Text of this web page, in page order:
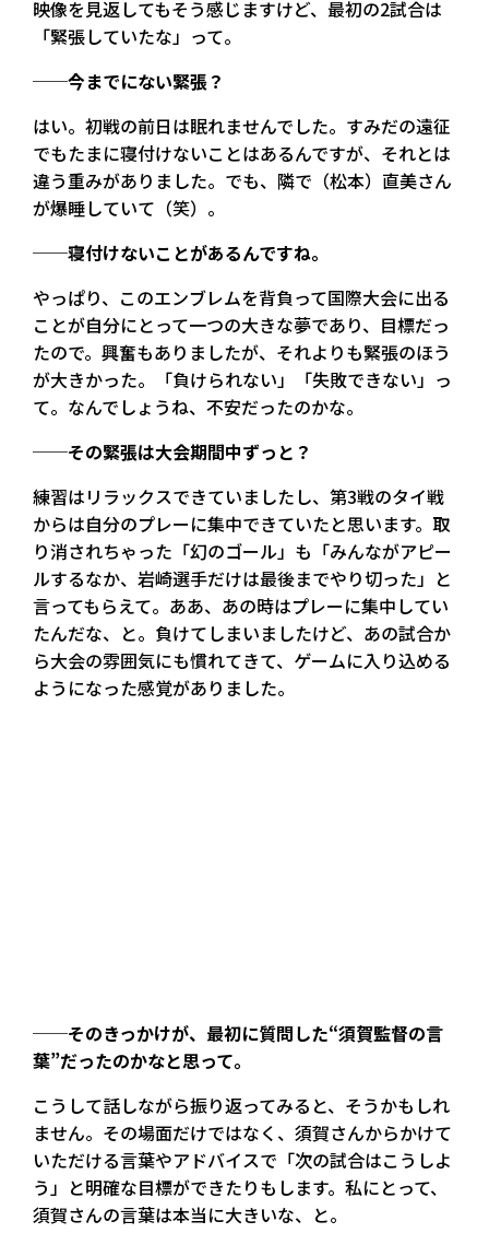
映像を見返してもそう感じますけど、最初の2試合は
「緊張していたな」って。
──今までにない緊張？
はい。初戦の前日は眠れませんでした。すみだの遠征
でもたまに寝付けないことはあるんですが、それとは
違う重みがありました。でも、隣で（松本）直美さん
が爆睡していて（笑）。
──寝付けないことがあるんですね。
やっぱり、このエンブレムを背負って国際大会に出る
ことが自分にとって一つの大きな夢であり、目標だっ
たので。興奮もありましたが、それよりも緊張のほう
が大きかった。「負けられない」「失敗できない」っ
て。なんでしょうね、不安だったのかな。
──その緊張は大会期間中ずっと？
練習はリラックスできていましたし、第3戦のタイ戦
からは自分のプレーに集中できていたと思います。取
り消されちゃった「幻のゴール」も「みんながアピー
ルするなか、岩崎選手だけは最後までやり切った」と
言ってもらえて。ああ、あの時はプレーに集中してい
たんだな、と。負けてしまいましたけど、あの試合か
ら大会の雰囲気にも慣れてきて、ゲームに入り込める
ようになった感覚がありました。
──そのきっかけが、最初に質問した“須賀監督の言
葉”だったのかなと思って。
こうして話しながら振り返ってみると、そうかもしれ
ません。その場面だけではなく、須賀さんからかけて
いただける言葉やアドバイスで「次の試合はこうしよ
う」と明確な目標ができたりもします。私にとって、
須賀さんの言葉は本当に大きいな、と。